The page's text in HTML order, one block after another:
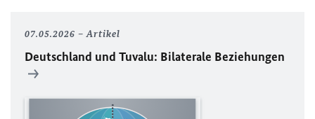
07.05.2026 Artikel
Deutschland und Tuvalu: Bilaterale Beziehungen